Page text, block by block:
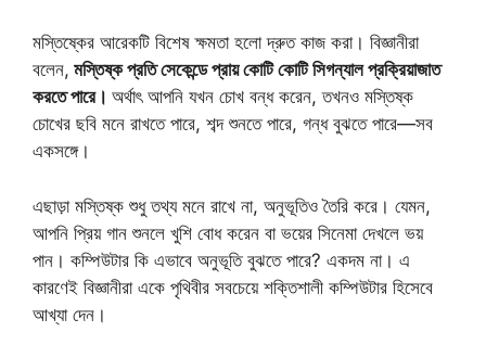
মস্তিষ্কের আরেকটি বিশেষ ক্ষমতা হলো দ্রুত কাজ করা। বিজ্ঞানীরা
বলেন, মস্তিষ্ক প্রতি সেকেন্ডে প্রায় কোটি কোটি সিগন্যাল প্রক্রিয়াজাত
করতে পারে। অর্থাৎ আপনি যখন চোখ বন্ধ করেন, তখনও মস্তিষ্ক
চোখের ছবি মনে রাখতে পারে, শব্দ শুনতে পারে, গন্ধ বুঝতে পারে—সব
একসঙ্গে।
এছাড়া মস্তিষ্ক শুধু তথ্য মনে রাখে না, অনুভূতিও তৈরি করে। যেমন,
আপনি প্রিয় গান শুনলে খুশি বোধ করেন বা ভয়ের সিনেমা দেখলে ভয়
পান। কম্পিউটার কি এভাবে অনুভূতি বুঝতে পারে? একদম না। এ
কারণেই বিজ্ঞানীরা একে পৃথিবীর সবচেয়ে শক্তিশালী কম্পিউটার হিসেবে
আখ্যা দেন।